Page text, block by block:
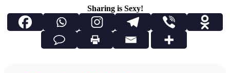
Sharing is Sexy!